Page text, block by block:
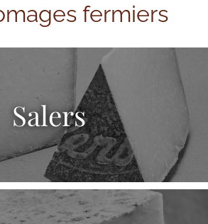
fermiers
Salers